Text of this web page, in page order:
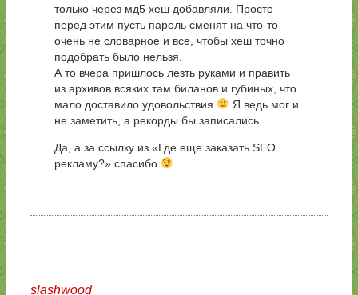
только через мд5 хеш добавляли. Просто
перед этим пусть пароль сменят на что-то
очень не словарное и все, чтобы хеш точно
подобрать было нельзя.
А то вчера пришлось лезть руками и править
из архивов всяких там биланов и губиных, что
мало доставило удовольствия
Я ведь мог и
не заметить, а рекорды бы записались.
Да, а за ссылку из «Где еще заказать SEO
рекламу?» спасибо
slashwood